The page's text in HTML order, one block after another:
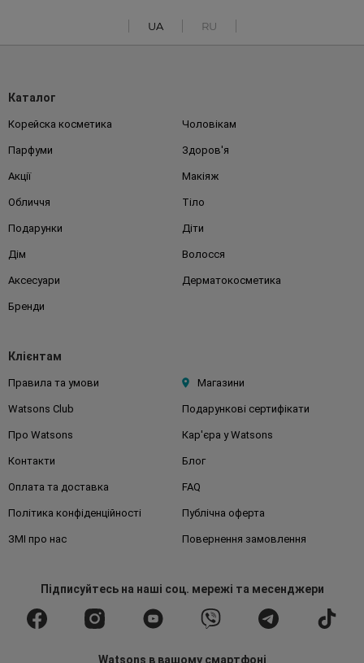
UA RU
Каталог
Корейска косметика Чоловікам
Парфуми Здоров'я
Акції Макіяж
Обличчя Тіло
Подарунки Діти
Дім Волосся
Аксесуари Дерматокосметика
Бренди
Клієнтам
Правила та умови Магазини
Watsons Club Подарункові сертифікати
Про Watsons Кар'єра у Watsons
Контакти Блог
Оплата та доставка FAQ
Політика конфіденційності Публічна оферта
ЗМІ про нас Повернення замовлення
Підписуйтесьна наші соц. мережі та месенджери
Watsons в вашому смартфоні